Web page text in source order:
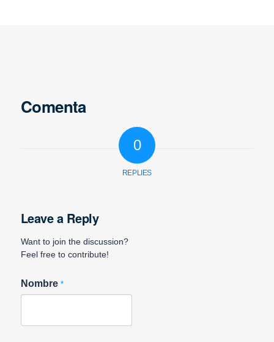
Comenta
0
REPLIES
Leave a Reply
Want to join the discussion?
Feel free to contribute!
Nombre *